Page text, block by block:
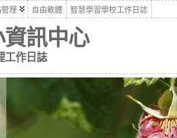
管理 自由軟體 智慧學習學校工作日誌
訊中心
工作日誌